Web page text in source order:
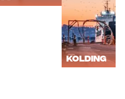
Kolding